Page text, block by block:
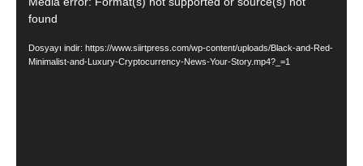
oynatıcı
found
Dosyayı indir: https://www.siirtpress.com/wp-content/uploads/Black-and-Red-
Minimalist-and-Luxury-Cryptocurrency-News-Your-Story.mp4?_=1